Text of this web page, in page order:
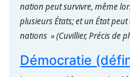
nation peut survivre, même
plusieurs États; et un État
nations »(Cuvillier, Précis de
Démocratie